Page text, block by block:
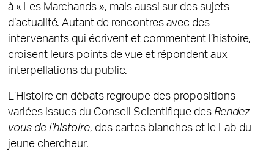
à « Les Marchands », mais aussi sur des sujets
d’actualité. Autant de rencontres avec des
intervenants qui écrivent et commentent l’histoire,
croisent leurs points de vue et répondent aux
interpellations du public.
L’Histoire en débats regroupe des propositions
variées issues du Conseil Scientifique des Rendez-
vous de l’histoire, des cartes blanches et le Lab du
jeune chercheur.